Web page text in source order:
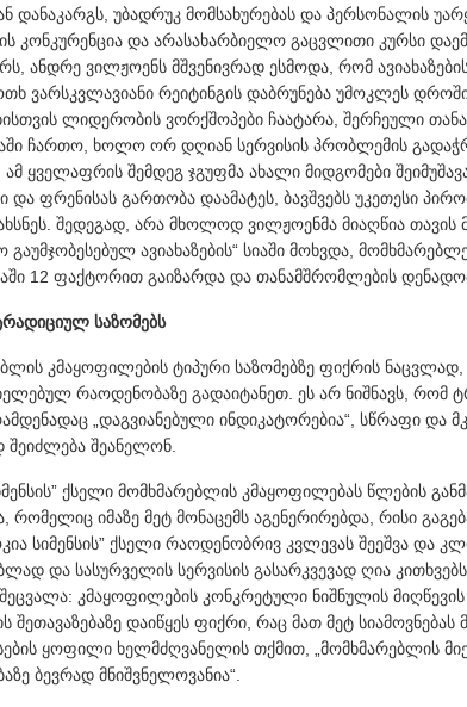
დანაკარგს, უბადრუკ მომსახურებას და პერსონალის
კონკურენცია და არასახარბიელო გაცვლითი კურსი
ანდრე ვილჟოენს მშვენივრად ესმოდა, რომ
ვარსკვლავიანი რეიტინგის დაბრუნება უმოკლეს
ლიდერობის ვორქშოპები ჩაატარა, შერჩეული
ჩართო, ხოლო ორ დღიან სერვისის პრობლემის
ყველაფრის შემდეგ ჯგუფმა ახალი მიდგომები შეიმუშავა
და ფრენისას გართობა დაამატეს, ბავშვებს უკეთესი
შედეგად, არა მხოლოდ ვილჟოენმა მიაღწია თავის
გაუმჯობესებულ ავიახაზების“ სიაში მოხვდა,
12 ფაქტორით გაიზარდა და თანამშრომლების
საზომებს
კმაყოფილების ტიპური საზომებზე ფიქრის ნაცვლად,
რაოდენობაზე გადაიტანეთ. ეს არ ნიშნავს, რომ
„დაგვიანებული ინდიკატორებია“, სწრაფი და
შეიძლება შეანელონ.
ქსელი მომხმარებლის კმაყოფილებას წლების
რომელიც იმაზე მეტ მონაცემს აგენერირებდა, რისი
სიმენსის” ქსელი რაოდენობრივ კვლევას შეეშვა და
და სასურველის სერვისის გასარკვევად ღია
კმაყოფილების კონკრეტული ნიშნულის
შეთავაზებაზე დაიწყეს ფიქრი, რაც მათ მეტ სიამოვნებას
ყოფილი ხელმძღვანელის თქმით, „მომხმარებლის
ბევრად მნიშვნელოვანია“.